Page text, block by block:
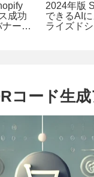
成功
ーア
2024年版
できるAI
ライズド
コード生